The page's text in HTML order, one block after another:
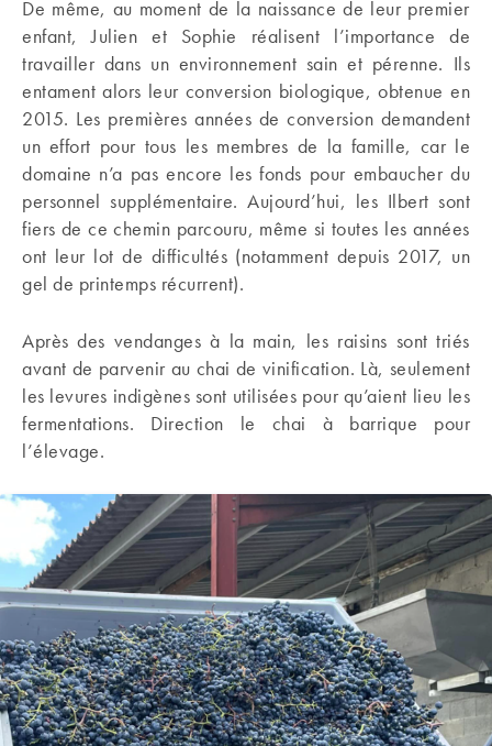
De même, au moment de la naissance de leur premier
enfant, Julien et Sophie réalisent l’importance de
travailler dans un environnement sain et pérenne. Ils
entament alors leur conversion biologique, obtenue en
2015. Les premières années de conversion demandent
un effort pour tous les membres de la famille, car le
domaine n’a pas encore les fonds pour embaucher du
personnel supplémentaire. Aujourd’hui, les Ilbert sont
fiers de ce chemin parcouru, même si toutes les années
ont leur lot de difficultés (notamment depuis 2017, un
gel de printemps récurrent).
Après des vendanges à la main, les raisins sont triés
avant de parvenir au chai de vinification. Là, seulement
les levures indigènes sont utilisées pour qu’aient lieu les
fermentations. Direction le chai à barrique pour
l’élevage.